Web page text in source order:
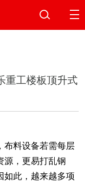
重工楼板顶升式
布料设备若需每层
源，更易打乱钢
如此，越来越多项